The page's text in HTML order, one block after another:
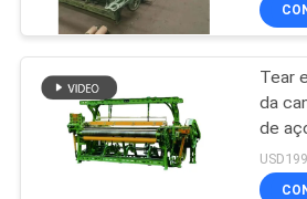
FÁBRICA
CONTROLE
Cabeça do
Tear
da
de